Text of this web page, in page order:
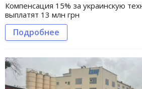
Компенсация 15% за украинскую
выплатят 13 млн грн
Подробнее